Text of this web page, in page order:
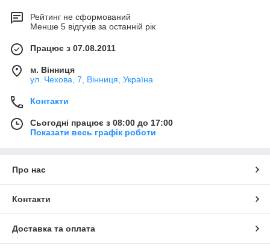
Рейтинг не сформований
Менше 5 відгуків за останній рік
Працює з 07.08.2011
м. Вінниця
ул. Чехова, 7, Вінниця, Україна
Контакти
Сьогодні працює з 08:00 до 17:00
Показати весь графік роботи
Про нас
Контакти
Доставка та оплата